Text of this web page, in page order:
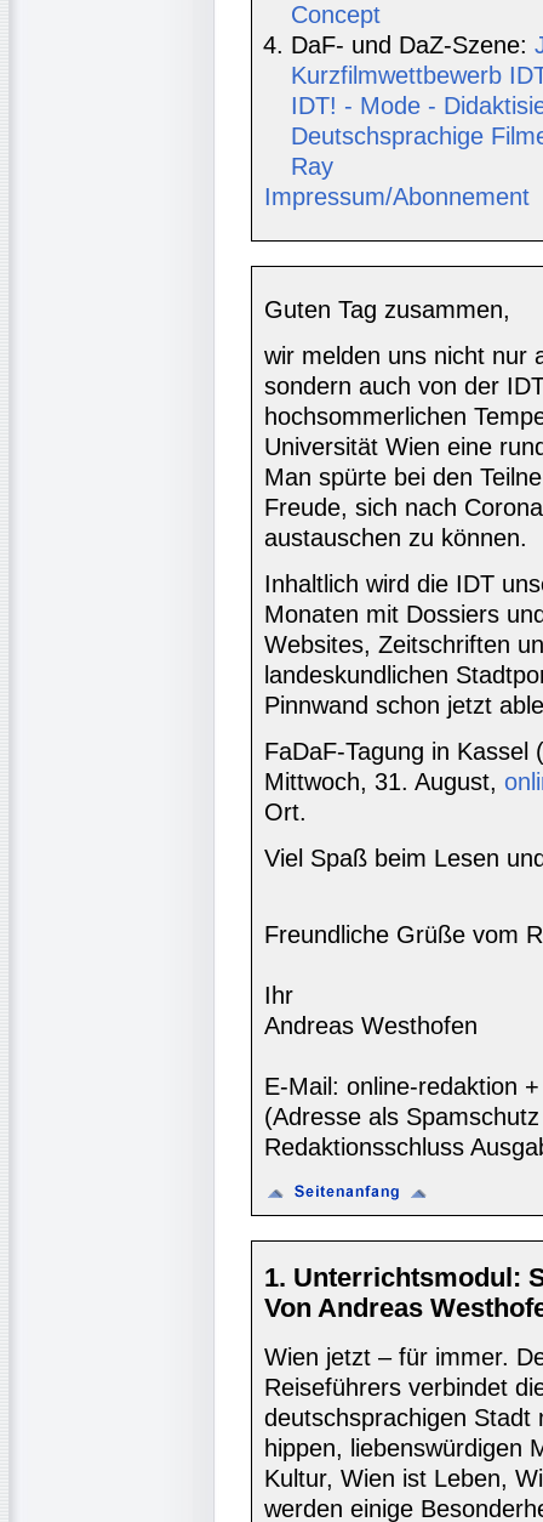
Concept
DaF- und DaZ-Szene:
Kurzfilmwettbewerb
IDT! - Mode -
Deutschsprachige
Ray
Impressum/Abonnement
Guten Tag zusammen,
wir melden uns nicht nur
sondern auch von der
hochsommerlichen
Universität Wien eine
Man spürte bei den
Freude, sich nach
austauschen zu können.
Inhaltlich wird die IDT
Monaten mit Dossiers
Websites, Zeitschriften
landeskundlichen
Pinnwand schon jetzt
FaDaF-Tagung in
Mittwoch, 31. August,
Ort.
Viel Spaß beim Lesen
Freundliche Grüße vom
Ihr
Andreas Westhofen
E-Mail: online-redaktion
(Adresse als
Redaktionsschluss
1. Unterrichtsmodul:
Von Andreas
Wien jetzt – für immer.
Reiseführers verbindet
deutschsprachigen Stadt
hippen, liebenswürdigen
Kultur, Wien ist Leben,
werden einige